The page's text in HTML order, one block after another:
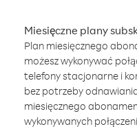
Miesięczne plany
Plan miesięcznego
możesz wykonywać
telefony stacjonarne i
bez potrzeby
miesięcznego
wykonywanych